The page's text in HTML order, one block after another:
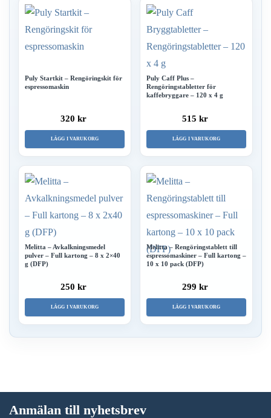
Puly Startkit – Rengöringskit för
espressomaskin
320 kr
LÄGG I VARUKORG
Puly Caff Plus –
Rengöringstabletter för
kaffebryggare – 120 x 4 g
515 kr
LÄGG I VARUKORG
Melitta – Avkalkningsmedel
pulver – Full kartong – 8 x 2×40
g (DFP)
250 kr
LÄGG I VARUKORG
Melitta – Rengöringstablett till
espressomaskiner – Full kartong –
10 x 10 pack (DFP)
299 kr
LÄGG I VARUKORG
Anmälan till nyhetsbrev